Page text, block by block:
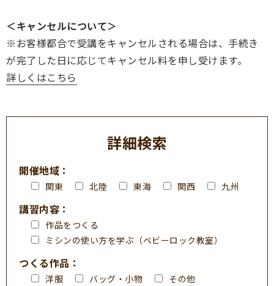
＜キャンセルについて＞
※お客様都合で受講をキャンセルされる場合は、手続き
が完了した日に応じてキャンセル料を申し受けます。
詳しくはこちら
詳細検索
開催地域：
関東 北陸 東海 関西 九州
講習内容：
作品をつくる
ミシンの使い方を学ぶ（ベビーロック教室）
つくる作品：
洋服 バッグ・小物 その他